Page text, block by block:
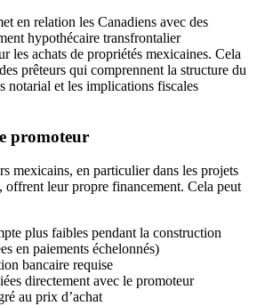
en relation les Canadiens avec des
hypothécaire transfrontalier
les achats de propriétés mexicaines. Cela
prêteurs qui comprennent la structure du
notarial et les implications fiscales
promoteur
mexicains, en particulier dans les projets
offrent leur propre financement. Cela peut
plus faibles pendant la construction
en paiements échelonnés)
bancaire requise
directement avec le promoteur
au prix d’achat